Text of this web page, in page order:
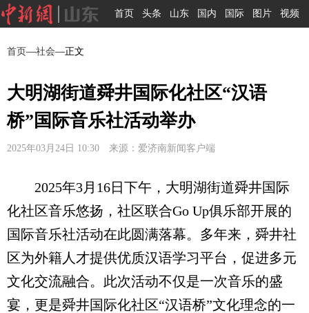
首页 头条 山东 国内 国际 图片 视频
首页—社会—正文
大明湖街道舜井国际化社区“汉语
桥”国际音乐社活动举办
2025年03月24日 10:30 来源：爱济南新闻客户端
2025年3月16日下午，大明湖街道舜井国际
化社区音乐悠扬，社区联合Go Up俱乐部开展的
国际音乐社活动在此圆满落幕。多年来，舜井社
区为外籍人才提供优质汉语学习平台，促进多元
文化交流融合。此次活动不仅是一次音乐的盛
宴，更是舜井国际化社区“汉语桥”文化理念的一